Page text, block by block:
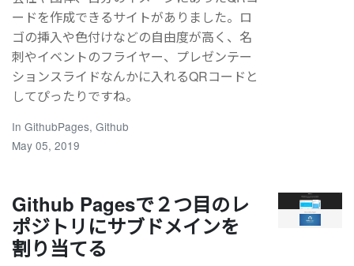
ードを作成できるサイトがありました。ロ
ゴの挿入や色付けなどの自由度が高く、名
刺やイベントのフライヤー、プレゼンテー
ションスライドなんかに入れるQRコードと
してぴったりですね。
In GithubPages, Github
May 05, 2019
Github Pagesで２つ目のレ
ポジトリにサブドメインを
割り当てる